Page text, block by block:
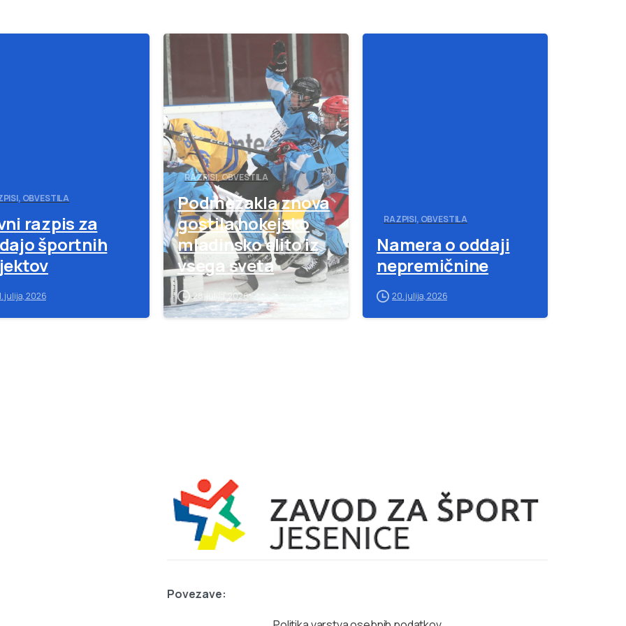
OBVESTILA
razpis za
športnih
julija, 2026
RAZPISI, OBVESTILA
Podmežakla znova
gostila hokejsko
mladinsko elito iz
vsega sveta
28. julija, 2026
RAZPISI, OBVESTILA
Namera o oddaji
nepremičnine
20. julija, 2026
Povezave: